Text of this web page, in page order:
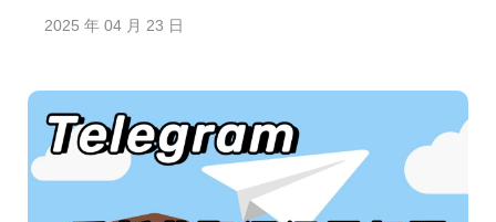
2025 年 04 月 23 日